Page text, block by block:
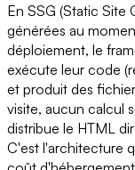
En SSG (Static Site
générées au
déploiement, le
exécute leur code
et produit des
visite, aucun calcul
distribue le HTML
C'est l'architecture